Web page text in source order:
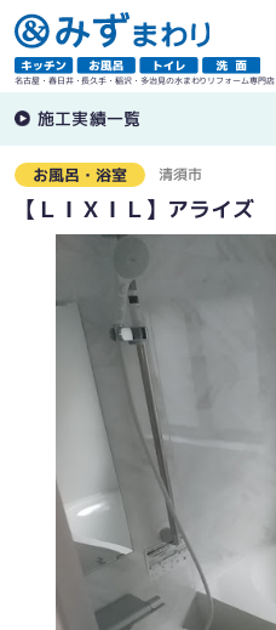
名古屋・春日井・長久手・稲沢・多治見の水まわりリフォーム専門店
施工実績一覧
お風呂・浴室 清須市
【ＬＩＸＩＬ】アライズ